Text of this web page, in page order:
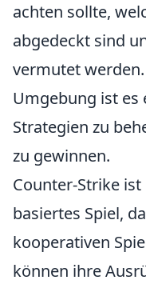
achten sollte,
abgedeckt sind
vermutet
Umgebung ist es
Strategien zu
zu gewinnen.
Counter-Strike
basiertes Spiel,
kooperativen
können ihre